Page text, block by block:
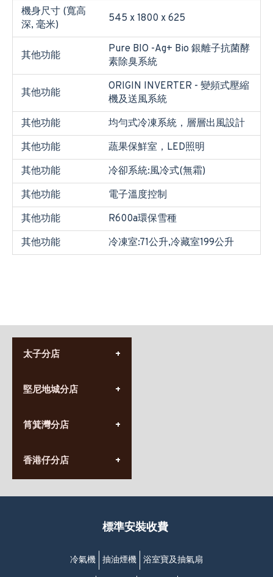
機身尺寸 (寬高
深, 毫米)
545 x 1800 x 625
其他功能
Pure BIO -Ag+ Bio 銀離子抗菌酵
素除臭系統
其他功能
ORIGIN INVERTER - 變頻式壓縮
機及送風系統
其他功能
均勻式冷凍系統，層層出風設計
其他功能
蔬果保鮮室，LED照明
其他功能
冷卻系統:風冷式(無霜)
其他功能
電子溫度控制
其他功能
R600a環保雪種
其他功能
冷凍室:71公升,冷藏室199公升
太子分店
營業時間:
九龍太子太子道西141號
堅尼地城分店
營業時間:
香港堅尼地城卑路乍街
(堅尼地城地鐵站B出口)
筲箕灣分店
營業時間:
(10:00am-20:30pm)
香港仔分店
營業時間:
香港香港仔成都道20-28號
(黃竹坑地鐵站轉4M專線小巴)
標準安裝收費
冷氣機 抽油煙機 浴室寶及抽氣扇